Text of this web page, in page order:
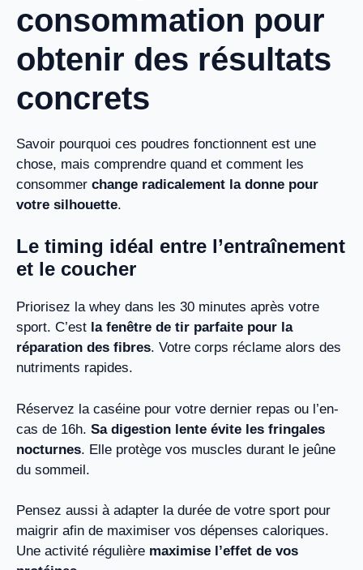
consommation pour
obtenir des résultats
concrets
Savoir pourquoi ces poudres fonctionnent est une
chose, mais comprendre quand et comment les
consommer change radicalement la donne pour
votre silhouette.
Le timing idéal entre l’entraînement
et le coucher
Priorisez la whey dans les 30 minutes après votre
sport. C’est la fenêtre de tir parfaite pour la
réparation des fibres. Votre corps réclame alors des
nutriments rapides.
Réservez la caséine pour votre dernier repas ou l’en-
cas de 16h. Sa digestion lente évite les fringales
nocturnes. Elle protège vos muscles durant le jeûne
du sommeil.
Pensez aussi à adapter la durée de votre sport pour
maigrir afin de maximiser vos dépenses caloriques.
Une activité régulière maximise l’effet de vos